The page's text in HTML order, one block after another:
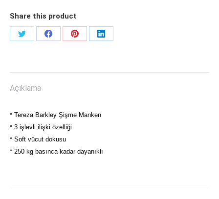
Share this product
Share
Share
Share
Share
Açıklama
* Tereza Barkley Şişme Manken
* 3 işlevli ilişki özelliği
* Soft vücut dokusu
* 250 kg basınca kadar dayanıklı